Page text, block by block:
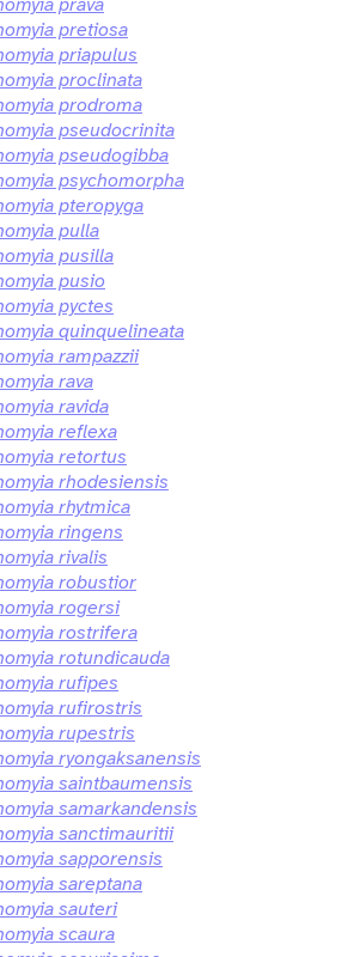
pretiosa
priapulus
proclinata
prodroma
pseudocrinita
pseudogibba
psychomorpha
pteropyga
pulla
pusilla
pusio
pyctes
quinquelineata
rampazzii
rava
ravida
reflexa
retortus
rhodesiensis
rhytmica
ringens
rivalis
robustior
rogersi
rostrifera
rotundicauda
rufipes
rufirostris
rupestris
ryongaksanensis
saintbaumensis
samarkandensis
sanctimauritii
sapporensis
sareptana
sauteri
scaura